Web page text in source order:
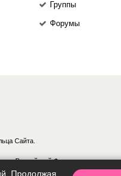
Группы
Форумы
Сайта.
Российской Федерации.
Продолжая